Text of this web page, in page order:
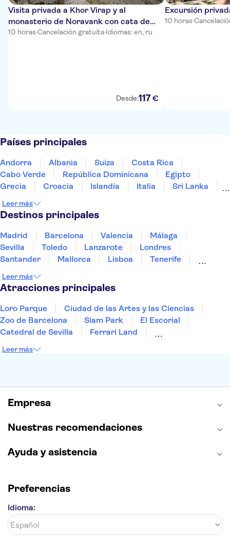
Visita privada a Khor Virap y al
monasterio de Noravank con cata de
vinos
10 horas·Cancelación gratuita·Idiomas: en, ru
Desde:117 €
Excursión
10 horas·
Países principales
Andorra Albania Suiza
Costa Rica
Cabo Verde
República Dominicana
Egipto
Grecia
Croacia Islandia Italia
Sri Lanka
Portugal
Tailandia
Leer más
Destinos principales
Madrid Barcelona Valencia
Málaga
Sevilla
Toledo Lanzarote
Londres
Santander
Mallorca Lisboa
Tenerife
Bilbao
Menorca Granada
Leer más
Atracciones principales
Loro Parque
Ciudad de las Artes y las Ciencias
Zoo de Barcelona
Siam Park
El Escorial
Catedral de Sevilla
Ferrari Land
Montserrat
Parque Warner
Leer más
Empresa
Nuestras recomendaciones
Ayuda y asistencia
Preferencias
Idioma: